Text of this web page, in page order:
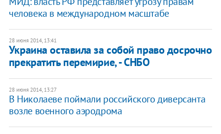
человека в международном масштабе
28 июня 2014, 13:41
Украина оставила за собой право досрочно
прекратить перемирие, - СНБО
28 июня 2014, 13:27
В Николаеве поймали российского диверсанта
возле военного аэродрома